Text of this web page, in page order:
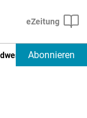
Deutschland
Abonnieren